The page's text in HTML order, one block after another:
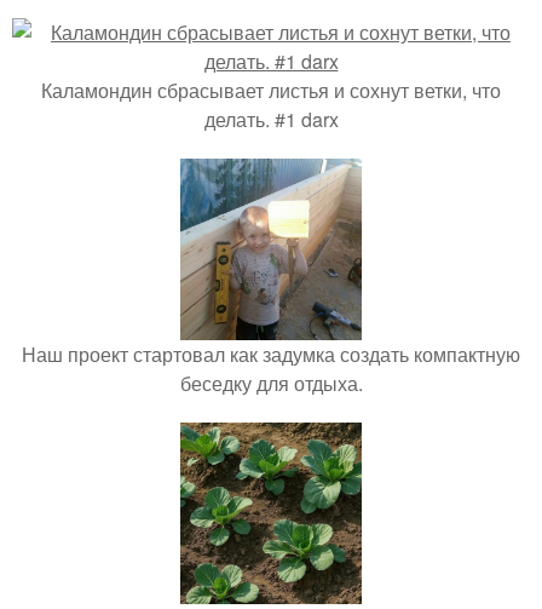
Каламондин сбрасывает листья и сохнут ветки, что
делать. #1 darx
Наш проект стартовал как задумка создать компактную
беседку для отдыха.